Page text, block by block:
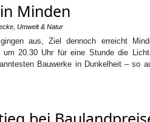
Minden
Umwelt & Natur
aus, Ziel dennoch erreicht
um 20.30 Uhr für eine Stunde die
Bauwerke in Dunkelheit – so